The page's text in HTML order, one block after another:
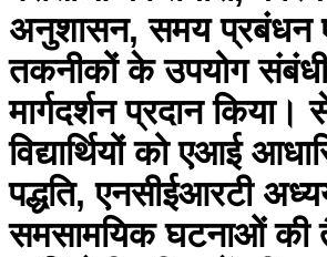
अनुशासन, समय प्रबंधन
तकनीकों के उपयोग संबंधी
मार्गदर्शन प्रदान किया।
विद्यार्थियों को एआई
पद्धति, एनसीईआरटी
समसामयिक घटनाओं की